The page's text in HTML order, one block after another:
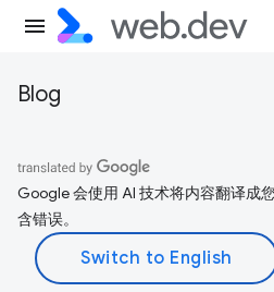
Blog
Google 会使用 AI 技术将内容翻译成
含错误。